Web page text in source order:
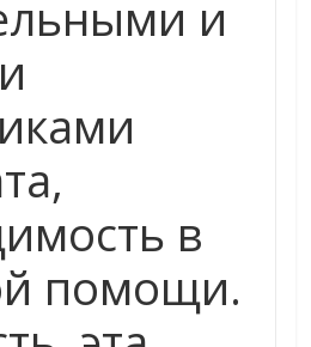
и
в
помощи.